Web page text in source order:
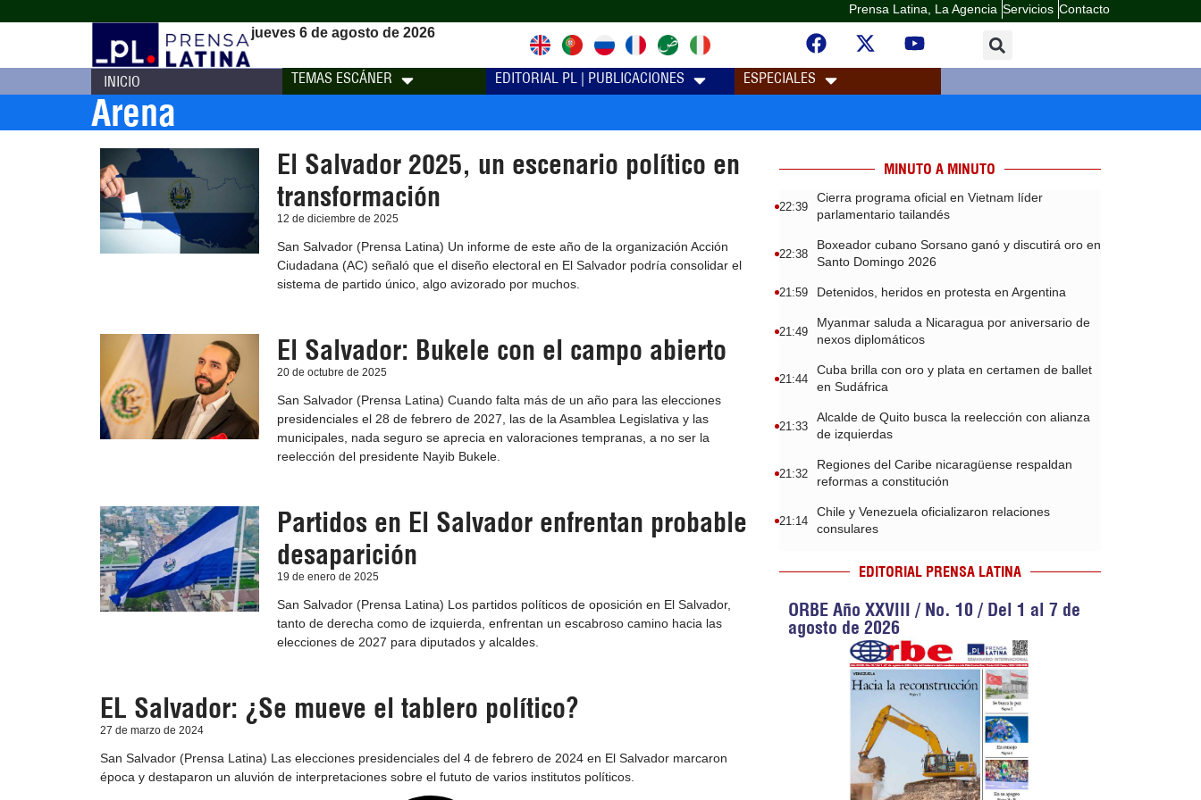
Prensa Latina, La Agencia Servicios Contacto
jueves 6 de agosto de 2026
INICIO TEMAS ESCÁNER EDITORIAL PL | PUBLICACIONES ESPECIALES
Arena
El Salvador 2025, un escenario político en
transformación
12 de diciembre de 2025
San Salvador (Prensa Latina) Un informe de este año de la organización Acción
Ciudadana (AC) señaló que el diseño electoral en El Salvador podría consolidar el
sistema de partido único, algo avizorado por muchos.
El Salvador: Bukele con el campo abierto
20 de octubre de 2025
San Salvador (Prensa Latina) Cuando falta más de un año para las elecciones
presidenciales el 28 de febrero de 2027, las de la Asamblea Legislativa y las
municipales, nada seguro se aprecia en valoraciones tempranas, a no ser la
reelección del presidente Nayib Bukele.
Partidos en El Salvador enfrentan probable
desaparición
19 de enero de 2025
San Salvador (Prensa Latina) Los partidos políticos de oposición en El Salvador,
tanto de derecha como de izquierda, enfrentan un escabroso camino hacia las
elecciones de 2027 para diputados y alcaldes.
EL Salvador: ¿Se mueve el tablero político?
27 de marzo de 2024
San Salvador (Prensa Latina) Las elecciones presidenciales del 4 de febrero de 2024 en El Salvador marcaron
época y destaparon un aluvión de interpretaciones sobre el fututo de varios institutos políticos.
MINUTO A MINUTO
22:39
Cierra programa oficial en Vietnam líder
parlamentario tailandés
22:38
Boxeador cubano Sorsano ganó y discutirá oro en
Santo Domingo 2026
21:59 Detenidos, heridos en protesta en Argentina
21:49
Myanmar saluda a Nicaragua por aniversario de
nexos diplomáticos
21:44
Cuba brilla con oro y plata en certamen de ballet
en Sudáfrica
21:33
Alcalde de Quito busca la reelección con alianza
de izquierdas
21:32
Regiones del Caribe nicaragüense respaldan
reformas a constitución
21:14
Chile y Venezuela oficializaron relaciones
consulares
EDITORIAL PRENSA LATINA
ORBE Año XXVIII / No. 10 / Del 1 al 7 de
agosto de 2026